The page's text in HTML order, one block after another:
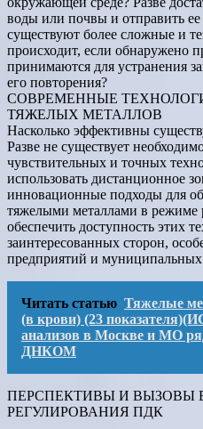
воды или почвы и отправить
существуют более сложные и
происходит, если
принимаются для устранения
его повторения?
СОВРЕМЕННЫЕ
ТЯЖЕЛЫХ МЕТАЛЛОВ
Насколько эффективны
Разве не существует
чувствительных и точных
использовать дистанционное
инновационные подходы для
тяжелыми металлами в режиме
обеспечить доступность этих
заинтересованных сторон,
предприятий и
Читать статью Тяжелые
(в крови) (23
анализов в Москве и МО
ДНКОМ
ПЕРСПЕКТИВЫ И ВЫЗОВЫ
РЕГУЛИРОВАНИЯ ПДК